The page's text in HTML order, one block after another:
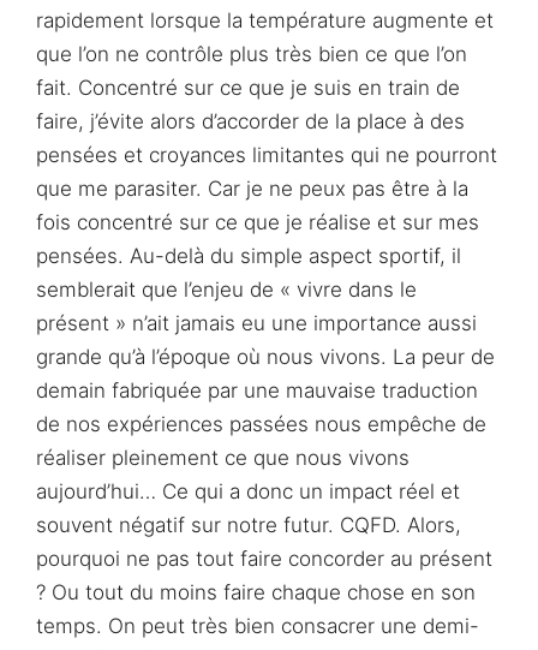
rapidement lorsque la température augmente et
que l’on ne contrôle plus très bien ce que l’on
fait. Concentré sur ce que je suis en train de
faire, j’évite alors d’accorder de la place à des
pensées et croyances limitantes qui ne pourront
que me parasiter. Car je ne peux pas être à la
fois concentré sur ce que je réalise et sur mes
pensées. Au-delà du simple aspect sportif, il
semblerait que l’enjeu de « vivre dans le
présent » n’ait jamais eu une importance aussi
grande qu’à l’époque où nous vivons. La peur de
demain fabriquée par une mauvaise traduction
de nos expériences passées nous empêche de
réaliser pleinement ce que nous vivons
aujourd’hui… Ce qui a donc un impact réel et
souvent négatif sur notre futur. CQFD. Alors,
pourquoi ne pas tout faire concorder au présent
? Ou tout du moins faire chaque chose en son
temps. On peut très bien consacrer une demi-